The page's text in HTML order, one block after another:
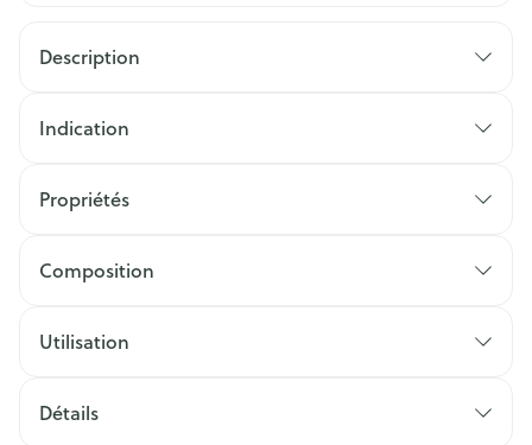
Description
Indication
Propriétés
Composition
Utilisation
Détails